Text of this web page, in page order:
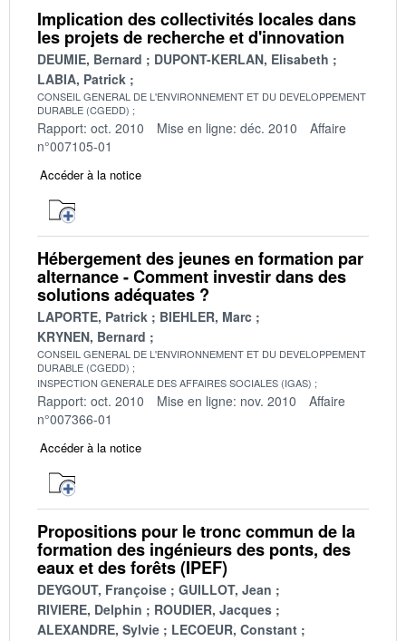
Implication des collectivités locales dans
les projets de recherche et d'innovation
DEUMIE, Bernard
DUPONT-KERLAN, Elisabeth
LABIA, Patrick
CONSEIL GENERAL DE L'ENVIRONNEMENT ET DU DEVELOPPEMENT
DURABLE (CGEDD)
Rapport: oct. 2010 Mise en ligne: déc. 2010
Affaire
n°007105-01
Accéder à la notice
Hébergement des jeunes en formation par
alternance - Comment investir dans des
solutions adéquates ?
LAPORTE, Patrick
BIEHLER, Marc
KRYNEN, Bernard
CONSEIL GENERAL DE L'ENVIRONNEMENT ET DU DEVELOPPEMENT
DURABLE (CGEDD)
INSPECTION GENERALE DES AFFAIRES SOCIALES (IGAS)
Rapport: oct. 2010 Mise en ligne: nov. 2010
Affaire
n°007366-01
Accéder à la notice
Propositions pour le tronc commun de la
formation des ingénieurs des ponts, des
eaux et des forêts (IPEF)
DEYGOUT, Françoise
GUILLOT, Jean
RIVIERE, Delphin
ROUDIER, Jacques
ALEXANDRE, Sylvie
LECOEUR, Constant